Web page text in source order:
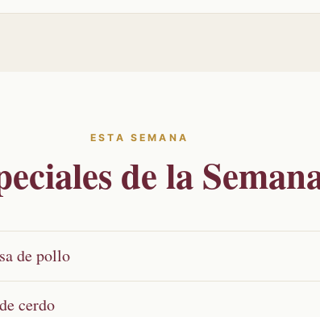
ESTA SEMANA
de la
de pollo
cerdo